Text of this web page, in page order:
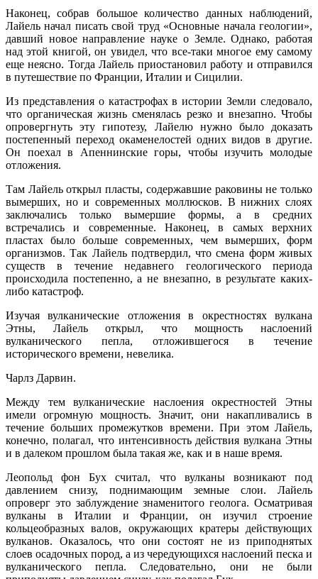
Наконец, собрав большое количество данных наблюдений,
Лайель начал писать свой труд «Основные начала геологии»,
давший новое направление науке о Земле. Однако, работая
над этой книгой, он увидел, что все-таки многое ему самому
еще неясно. Тогда Лайель приостановил работу и отправился
в путешествие по Франции, Италии и Сицилии.
Из представления о катастрофах в истории Земли следовало,
что органическая жизнь сменялась резко и внезапно. Чтобы
опровергнуть эту гипотезу, Лайелю нужно было доказать
постепенный переход окаменелостей одних видов в другие.
Он поехал в Апеннинские горы, чтобы изучить молодые
отложения.
Там Лайель открыл пласты, содержавшие раковины не только
вымерших, но и современных моллюсков. В нижних слоях
заключались только вымершие формы, а в средних
встречались и современные. Наконец, в самых верхних
пластах было больше современных, чем вымерших, форм
организмов. Так Лайель подтвердил, что смена форм живых
существ в течение недавнего геологического периода
происходила постепенно, а не внезапно, в результате каких-
либо катастроф.
Изучая вулканические отложения в окрестностях вулкана
Этны, Лайель открыл, что мощность наслоений
вулканического пепла, отложившегося в течение
исторического времени, невелика.
Чарлз Дарвин.
Между тем вулканические наслоения окрестностей Этны
имели огромную мощность. Значит, они накапливались в
течение больших промежутков времени. При этом Лайель,
конечно, полагал, что интенсивность действия вулкана Этны
и в далеком прошлом была такая же, как и в наше время.
Леопольд фон Бух считал, что вулканы возникают под
давлением снизу, поднимающим земные слои. Лайель
опроверг это заблуждение знаменитого геолога. Осматривая
вулканы в Италии и Франции, он изучил строение
кольцеобразных валов, окружающих кратеры действующих
вулканов. Оказалось, что они состоят не из приподнятых
слоев осадочных пород, а из чередующихся наслоений песка и
вулканического пепла. Следовательно, они не были